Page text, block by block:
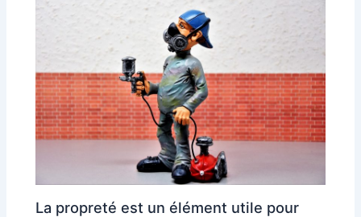
La propreté est un élément utile pour